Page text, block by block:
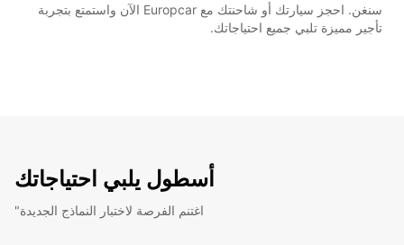
سنغن. احجز سيارتك أو شاحنتك مع Europcar الآن واستمتع بتجربة
تأجير مميزة تلبي جميع احتياجاتك.
أسطول يلبي احتياجاتك
"اغتنم الفرصة لاختبار النماذج الجديدة